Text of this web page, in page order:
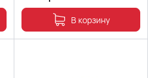
В корзину